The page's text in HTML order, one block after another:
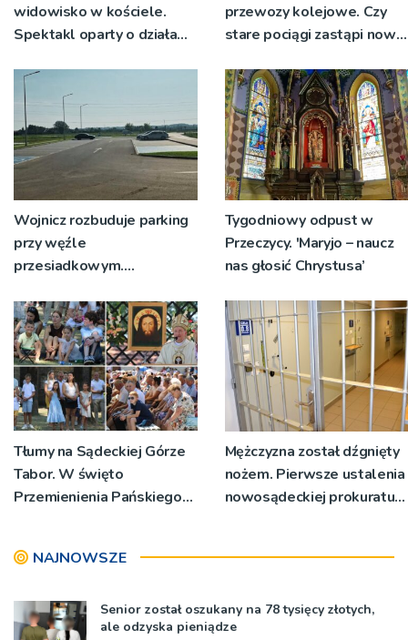
widowisko w kościele.
Spektakl oparty o działa
przewozy kolejowe. Czy
stare pociągi zastąpi nowy
Wojnicz rozbuduje parking
przy węźle
przesiadkowym.
miejsc
Tygodniowy odpust w
Przeczycy. 'Maryjo – naucz
nas głosić Chrystusa’
Tłumy na Sądeckiej Górze
Tabor. W święto
Przemienienia Pańskiego
[ZDJĘCIA]
Mężczyzna został dźgnięty
nożem. Pierwsze ustalenia
nowosądeckiej prokuratury
NAJNOWSZE
Senior został oszukany na 78 tysięcy złotych,
ale odzyska pieniądze